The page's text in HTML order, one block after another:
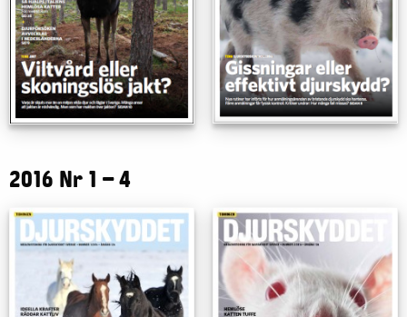
2016 Nr 1 – 4